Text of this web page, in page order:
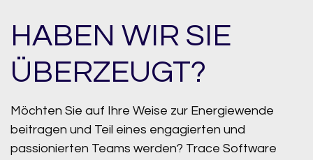
HABEN WIR SIE
ÜBERZEUGT?
Möchten Sie auf Ihre Weise zur Energiewende
beitragen und Teil eines engagierten und
passionierten Teams werden? Trace Software